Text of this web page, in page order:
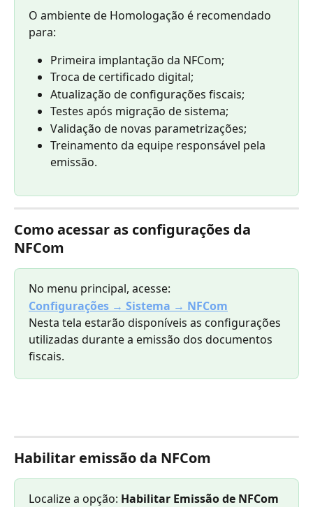
O ambiente de Homologação é recomendado
para:
Primeira implantação da NFCom;
Troca de certificado digital;
Atualização de configurações fiscais;
Testes após migração de sistema;
Validação de novas parametrizações;
Treinamento da equipe responsável pela
emissão.
Como acessar as configurações da
NFCom
No menu principal, acesse:
Configurações → Sistema → NFCom
Nesta tela estarão disponíveis as configurações
utilizadas durante a emissão dos documentos
fiscais.
Habilitar emissão da NFCom
Localize a opção: Habilitar Emissão de NFCom